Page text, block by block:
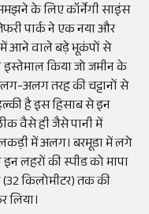
के लिए कॉर्नेगी साइंस
पार्क ने एक नया और
में आने वाले बड़े भूकंपों से
किया जो जमीन के
अलग तरह की चट्टानों से
है इस हिसाब से इन
वैसे ही जैसे पानी में
में अलग। बरमूडा में लगे
लहरों की स्पीड को मापा
किलोमीटर) तक की
लिया।